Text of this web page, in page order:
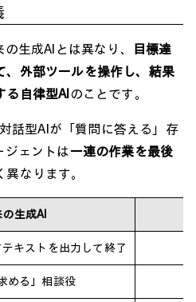
生成AIとは異なり、
目標達
、外部ツールを操作し、結果
る自律型AIのことです。
話型AIが「質問に答える」存
ジェントは一連の作業を最後
なります。
生成AI
キストを出力して終了
める」相談役